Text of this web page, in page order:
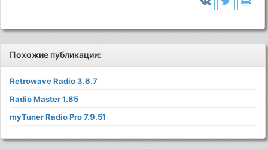
Похожие публикации:
Retrowave Radio 3.6.7
Radio Master 1.85
myTuner Radio Pro 7.9.51